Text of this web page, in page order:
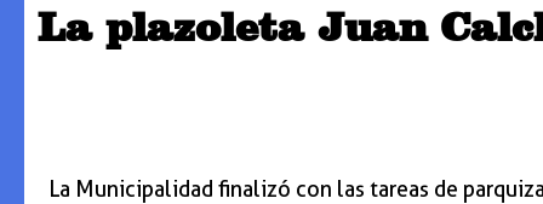
La plazoleta Juan
La Municipalidad finalizó con las tareas de